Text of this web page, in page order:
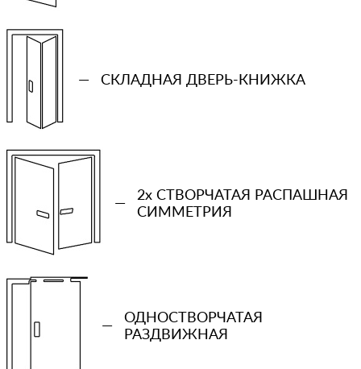
— СКЛАДНАЯ ДВЕРЬ-КНИЖКА
—
2x СТВОРЧАТАЯ РАСПАШНАЯ
СИММЕТРИЯ
—
ОДНОСТВОРЧАТАЯ
РАЗДВИЖНАЯ